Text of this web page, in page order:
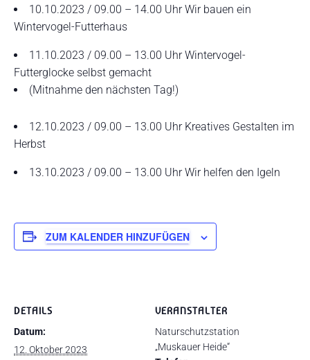
10.10.2023 / 09.00 – 14.00 Uhr Wir bauen ein
Wintervogel-Futterhaus
11.10.2023 / 09.00 – 13.00 Uhr Wintervogel-
Futterglocke selbst gemacht
(Mitnahme den nächsten Tag!)
12.10.2023 / 09.00 – 13.00 Uhr Kreatives Gestalten im
Herbst
13.10.2023 / 09.00 – 13.00 Uhr Wir helfen den Igeln
ZUM KALENDER HINZUFÜGEN
DETAILS
Datum:
12. Oktober 2023
VERANSTALTER
Naturschutzstation
„Muskauer Heide“